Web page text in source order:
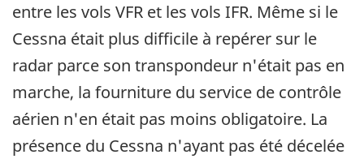
entre les vols VFR et les vols IFR. Même si le
Cessna était plus difficile à repérer sur le
radar parce son transpondeur n'était pas en
marche, la fourniture du service de contrôle
aérien n'en était pas moins obligatoire. La
présence du Cessna n'ayant pas été décelée